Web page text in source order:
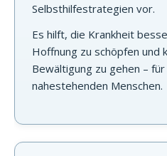
Selbsthilfestrategien vor.
Es hilft, die Krankheit
Hoffnung zu schöpfen und
Bewältigung zu gehen –
nahestehenden Menschen.